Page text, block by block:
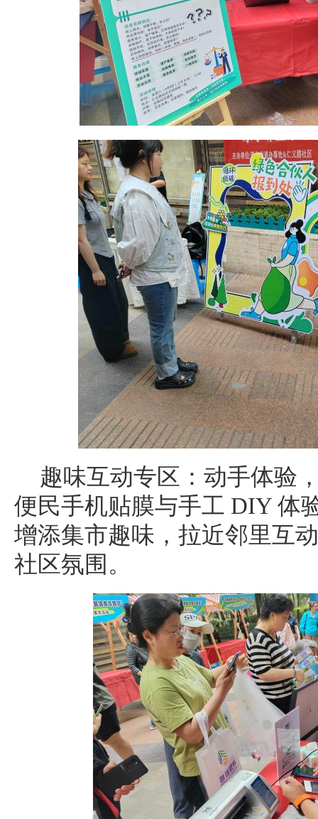
趣味互动专区：动手体验
便民手机贴膜与手工 DIY 体
增添集市趣味，拉近邻里互
社区氛围。